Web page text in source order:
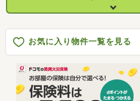
お気に入り物件一覧を見る